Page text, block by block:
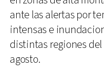
ante las alertas por
intensas e
distintas regiones
agosto.